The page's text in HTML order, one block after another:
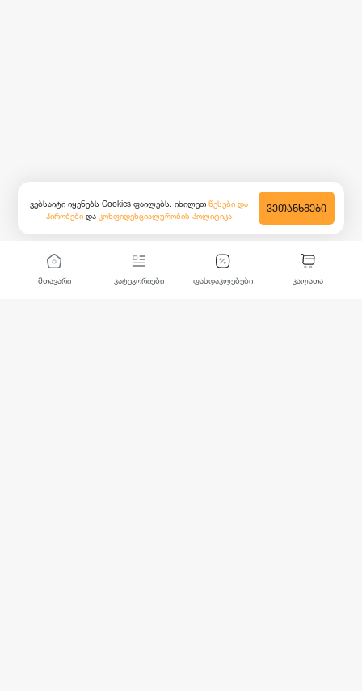
მთავარი კატეგორიები ფასდაკლებები კალათა
ვებსაიტი იყენებს Cookies ფაილებს. იხილეთ წესები და
პირობები და კონფიდენციალურობის პოლიტიკა
ᲕᲔᲗᲐᲜᲮᲛᲔᲑᲘ